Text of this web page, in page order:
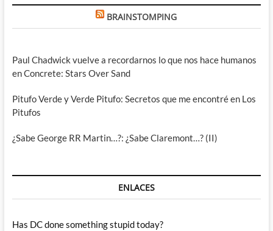
BRAINSTOMPING
Paul Chadwick vuelve a recordarnos lo que nos hace humanos
en Concrete: Stars Over Sand
Pitufo Verde y Verde Pitufo: Secretos que me encontré en Los
Pitufos
¿Sabe George RR Martin…?: ¿Sabe Claremont…? (II)
ENLACES
Has DC done something stupid today?